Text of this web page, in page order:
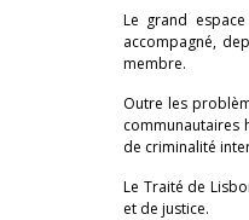
Le grand
accompagné,
membre.
Outre les
communautaires
de criminalité
Le Traité de
et de justice.